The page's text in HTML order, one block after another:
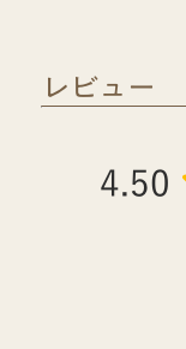
レビュー
4.50